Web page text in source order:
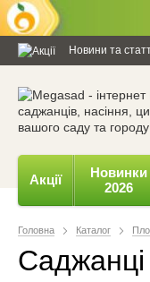
Новини та
Акції
Новинки
2026
Головна Каталог